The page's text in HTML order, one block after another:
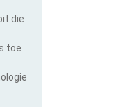
die
toe